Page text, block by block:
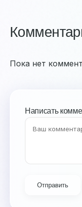
Пока нет
Написать
Отправить